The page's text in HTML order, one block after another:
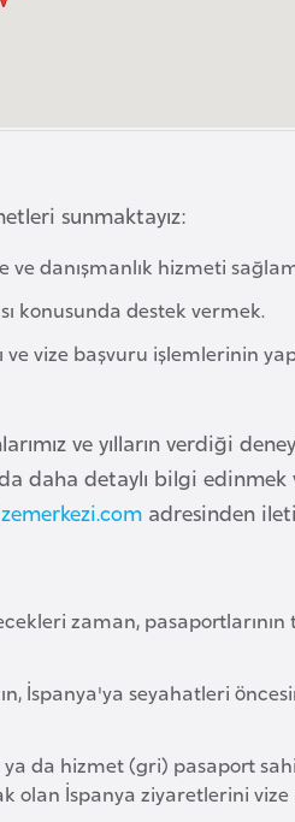
sunmaktayız:
ve danışmanlık hizmeti
konusunda destek vermek.
vize başvuru işlemlerinin
ve yılların verdiği
daha detaylı bilgi edinmek
adresinden
zaman,
İspanya'ya seyahatleri
da hizmet (gri) pasaport
olan İspanya ziyaretlerini